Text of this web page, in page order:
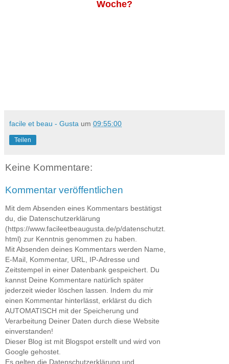
Woche?
facile et beau - Gusta um 09:55:00
Teilen
Keine Kommentare:
Kommentar veröffentlichen
Mit dem Absenden eines Kommentars bestätigst
du, die Datenschutzerklärung
(https://www.facileetbeaugusta.de/p/datenschutzt.
html) zur Kenntnis genommen zu haben.
Mit Absenden deines Kommentars werden Name,
E-Mail, Kommentar, URL, IP-Adresse und
Zeitstempel in einer Datenbank gespeichert. Du
kannst Deine Kommentare natürlich später
jederzeit wieder löschen lassen. Indem du mir
einen Kommentar hinterlässt, erklärst du dich
AUTOMATISCH mit der Speicherung und
Verarbeitung Deiner Daten durch diese Website
einverstanden!
Dieser Blog ist mit Blogspot erstellt und wird von
Google gehostet.
Es gelten die Datenschutzerklärung und